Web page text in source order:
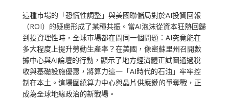
這種市場的「恐慌性調整」與美國聯儲局對於AI投資回報
（ROI）的疑慮形成了某種共振。當AI泡沫從資本狂熱回歸
到投資理性時，全球市場都在問同一個問題：AI究竟能在
多大程度上提升勞動生產率？在美國，像密蘇里州召開數
據中心與AI論壇的行動，顯示了地方經濟體正試圖通過稅
收與基礎設施優惠，將算力這一「AI時代的石油」牢牢控
制在本土。這場圍繞算力中心與晶片供應鏈的爭奪戰，正
成為全球地緣政治的新戰場。